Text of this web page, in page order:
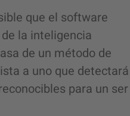
que el software
la inteligencia
de un método de
a uno que detectará
para un ser